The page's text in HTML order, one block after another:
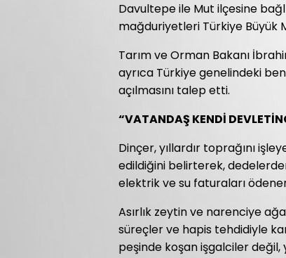
Davultepe ile Mut ilçesine
mağduriyetleri Türkiye Büyük
Tarım ve Orman Bakanı
ayrıca Türkiye genelindeki
açılmasını talep etti.
“VATANDAŞ KENDİ
Dinçer, yıllardır toprağını
edildiğini belirterek,
elektrik ve su faturaları
Asırlık zeytin ve narenciye
süreçler ve hapis tehdidiyle
peşinde koşan işgalciler değil,